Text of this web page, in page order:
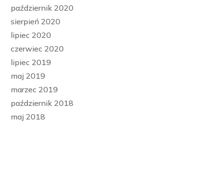
październik 2020
sierpień 2020
lipiec 2020
czerwiec 2020
lipiec 2019
maj 2019
marzec 2019
październik 2018
maj 2018